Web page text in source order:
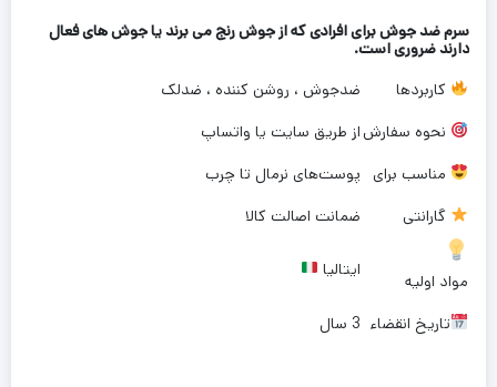
سرم ضد جوش برای افرادی که از جوش رنج می برند یا جوش های فعال
دارند ضروری است.
کاربردها
ضدجوش ، روشن کننده ، ضدلک
نحوه سفارش از طریق سایت یا واتساپ
مناسب برای
پوست‌های نرمال تا چرب
گارانتی
ضمانت اصالت کالا
مواد اولیه
ایتالیا
تاریخ انقضاء 3 سال